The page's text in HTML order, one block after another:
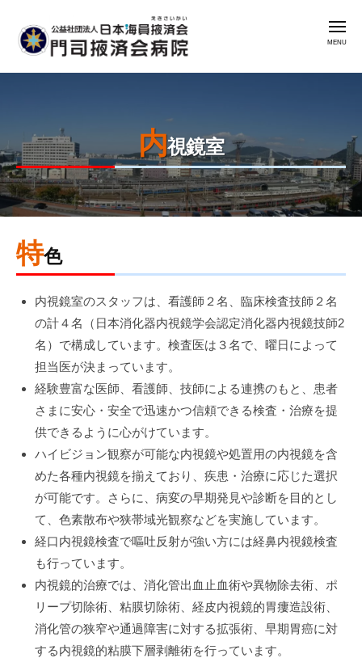
ン
キ
ッ
プ
公
団
法
人
日
海
員
掖
門
済
門
会
病
院
メ
ニ
内視鏡室
2025
年
月
by
admin
特色
内視鏡室のスタッフは、看護師２名、臨床検査技師２名
の計４名（日本消化器内視鏡学会認定消化器内視鏡技師2
名）で構成しています。検査医は３名で、曜日によって
担当医が決まっています。
経験豊富な医師、看護師、技師による連携のもと、患者
さまに安心・安全で迅速かつ信頼できる検査・治療を提
供できるように心がけています。
ハイビジョン観察が可能な内視鏡や処置用の内視鏡を含
めた各種内視鏡を揃えており、疾患・治療に応じた選択
が可能です。さらに、病変の早期発見や診断を目的とし
て、色素散布や狭帯域光観察などを実施しています。
経口内視鏡検査で嘔吐反射が強い方には経鼻内視鏡検査
も行っています。
内視鏡的治療では、消化管出血止血術や異物除去術、ポ
リープ切除術、粘膜切除術、経皮内視鏡的胃瘻造設術、
消化管の狭窄や通過障害に対する拡張術、早期胃癌に対
する内視鏡的粘膜下層剥離術を行っています。
社
団
法
海
員
掖
済
門
院